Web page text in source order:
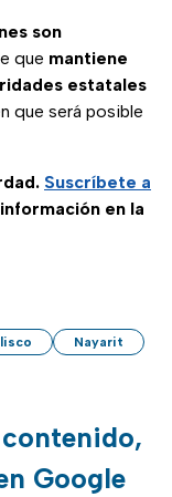
son
que mantiene
estatales
que será posible
Suscríbete a
en la
Nayarit
Google